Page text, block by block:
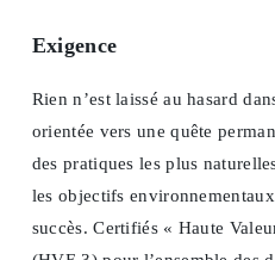
Exigence
Rien n’est laissé au hasard
orientée vers une quête
des pratiques les plus
les objectifs
succès. Certifiés « Haute